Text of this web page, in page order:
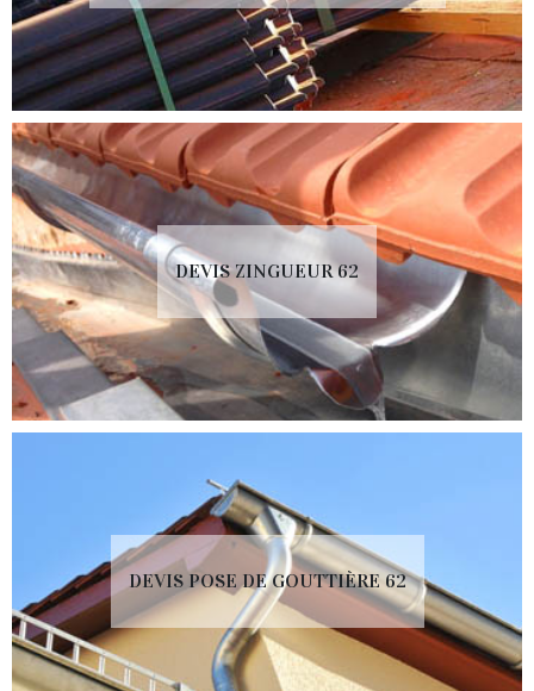
DEVIS ZINGUEUR 62
DEVIS POSE DE GOUTTIÈRE 62